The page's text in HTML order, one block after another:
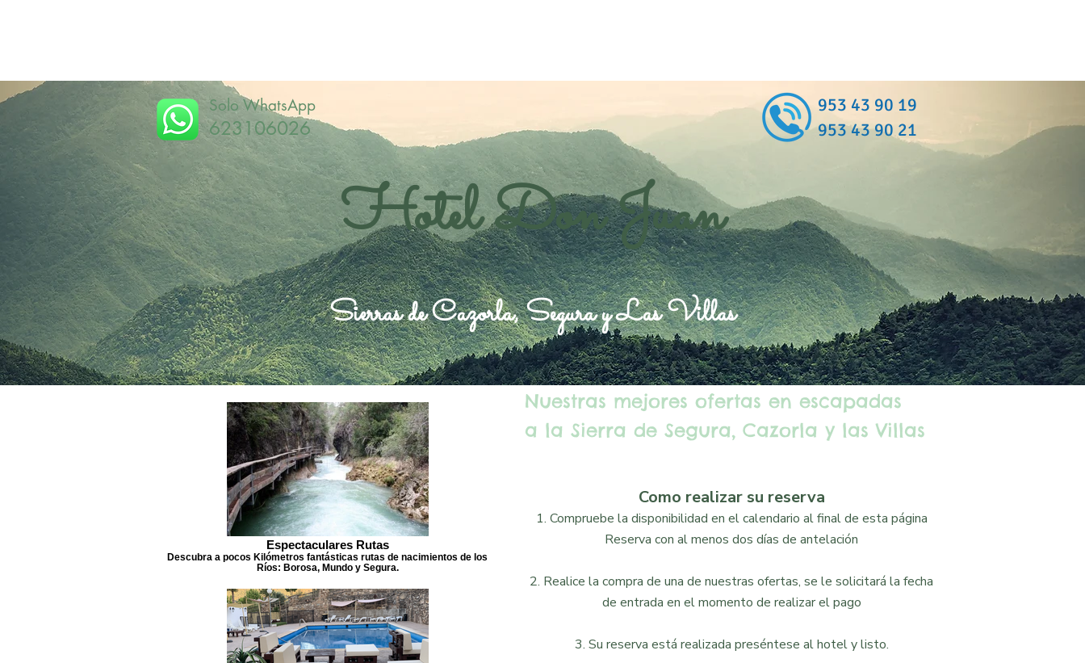
Espectaculares Rutas
Descubra a pocos Kilómetros fantásticas rutas de nacimientos de los
Ríos: Borosa, Mundo y Segura.
Nuestras mejores ofertas en escapadas
a la Sierra de Segura, Cazorla y las Villas
Como realizar su reserva
1. Compruebe la disponibilidad en el calendario al final de esta página
Reserva con al menos dos días de antelación
2. Realice la compra de una de nuestras ofertas, se le solicitará la fecha
de entrada en el momento de realizar el pago
3. Su reserva está realizada preséntese al hotel y listo.
Solo WhatsApp
623106026
953 43 90 19
953 43 90 21
Hotel Don Juan
Sierras de Cazorla, Segura y Las Villas